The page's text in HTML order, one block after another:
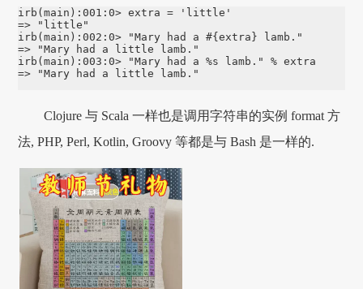
irb(main):001:0> extra = 'little'
=> "little"
irb(main):002:0> "Mary had a #{extra} lamb."
=> "Mary had a little lamb."
irb(main):003:0> "Mary had a %s lamb." % extra
=> "Mary had a little lamb."
Clojure 与 Scala 一样也是调用字符串的实例 format 方
法, PHP, Perl, Kotlin, Groovy 等都是与 Bash 是一样的.